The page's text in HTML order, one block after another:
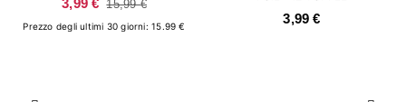
3,99 € 15,99 €
Prezzo degli ultimi 30 giorni: 15.99 €
3,99 €